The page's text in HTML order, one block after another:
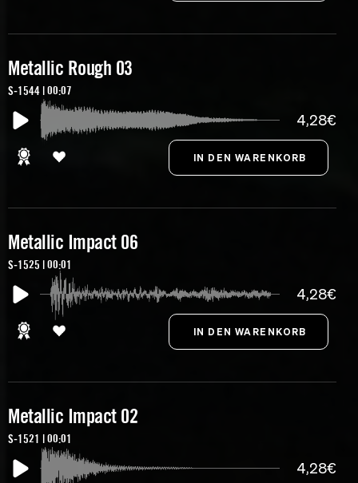
Metallic Rough 03
S-1544 | 00:07
4,28€
Metallic Impact 06
S-1525 | 00:01
4,28€
Metallic Impact 02
S-1521 | 00:01
4,28€